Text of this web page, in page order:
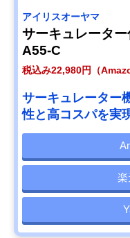
アイリスオーヤマ
サーキュレータ
A55-C
税込み22,980円（
サーキュレーター
性と高コスパを実
楽